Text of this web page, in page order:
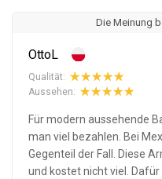
Die Meinung
OttoL
Qualität:
Aussehen:
Für modern aussehende
man viel bezahlen. Bei
Gegenteil der Fall. Diese
und kostet nicht viel.